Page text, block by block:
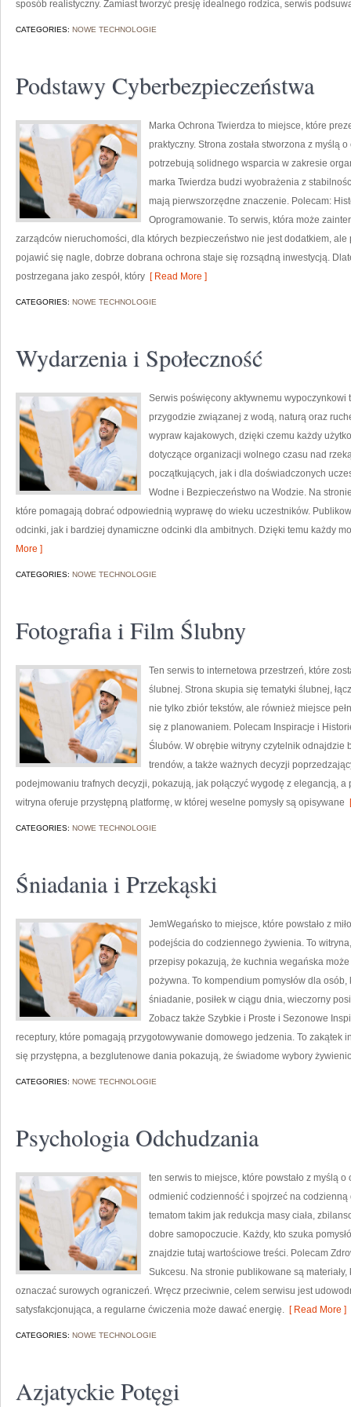
sposób realistyczny. Zamiast tworzyć presję idealnego rodzica, serwis
CATEGORIES: NOWE TECHNOLOGIE
Podstawy Cyberbezpieczeństwa
Marka Ochrona Twierdza to miejsce, które
praktyczny. Strona została stworzona z myślą
potrzebują solidnego wsparcia w zakresie
marka Twierdza budzi wyobrażenia z
mają pierwszorzędne znaczenie. Polecam:
Oprogramowanie. To serwis, która może
zarządców nieruchomości, dla których bezpieczeństwo nie jest dodatkiem,
pojawić się nagle, dobrze dobrana ochrona staje się rozsądną inwestycją.
postrzegana jako zespół, który [ Read More ]
CATEGORIES: NOWE TECHNOLOGIE
Wydarzenia i Społeczność
Serwis poświęcony aktywnemu
przygodzie związanej z wodą, naturą oraz
wypraw kajakowych, dzięki czemu każdy
dotyczące organizacji wolnego czasu nad
początkujących, jak i dla doświadczonych
Wodne i Bezpieczeństwo na Wodzie. Na
które pomagają dobrać odpowiednią wyprawę do wieku uczestników.
odcinki, jak i bardziej dynamiczne odcinki dla ambitnych. Dzięki temu każdy
More ]
CATEGORIES: NOWE TECHNOLOGIE
Fotografia i Film Ślubny
Ten serwis to internetowa przestrzeń, które
ślubnej. Strona skupia się tematyki ślubnej,
nie tylko zbiór tekstów, ale również miejsce
się z planowaniem. Polecam Inspiracje i
Ślubów. W obrębie witryny czytelnik odnajdzie
trendów, a także ważnych decyzji
podejmowaniu trafnych decyzji, pokazują, jak połączyć wygodę z elegancją,
witryna oferuje przystępną platformę, w której weselne pomysły są opisywane
CATEGORIES: NOWE TECHNOLOGIE
Śniadania i Przekąski
JemWegańsko to miejsce, które powstało z
podejścia do codziennego żywienia. To
przepisy pokazują, że kuchnia wegańska
pożywna. To kompendium pomysłów dla
śniadanie, posiłek w ciągu dnia, wieczorny
Zobacz także Szybkie i Proste i Sezonowe
receptury, które pomagają przygotowywanie domowego jedzenia. To zakątek
się przystępna, a bezglutenowe dania pokazują, że świadome wybory
CATEGORIES: NOWE TECHNOLOGIE
Psychologia Odchudzania
ten serwis to miejsce, które powstało z myślą
odmienić codzienność i spojrzeć na
tematom takim jak redukcja masy ciała,
dobre samopoczucie. Każdy, kto szuka
znajdzie tutaj wartościowe treści. Polecam
Sukcesu. Na stronie publikowane są
oznaczać surowych ograniczeń. Wręcz przeciwnie, celem serwisu jest
satysfakcjonująca, a regularne ćwiczenia może dawać energię. [ Read More ]
CATEGORIES: NOWE TECHNOLOGIE
Azjatyckie Potęgi